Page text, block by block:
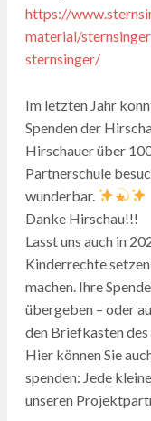
https://
material/
sternsinger/
Im letzten Jahr
Spenden der
Hirschauer über
Partnerschule
wunderbar.
Danke Hirschau!!!
Lasst uns auch in
Kinderrechte
machen. Ihre
übergeben – oder
den Briefkasten
Hier können Sie
spenden: Jede
unseren